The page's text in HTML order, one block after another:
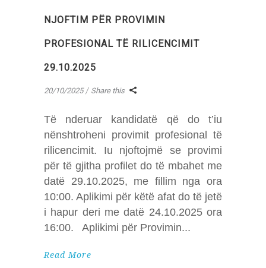
NJOFTIM PËR PROVIMIN
PROFESIONAL TË RILICENCIMIT
29.10.2025
20/10/2025 Share this
Të nderuar kandidatë që do t’iu
nënshtroheni provimit profesional të
rilicencimit. Iu njoftojmë se provimi
për të gjitha profilet do të mbahet me
datë 29.10.2025, me fillim nga ora
10:00. Aplikimi për këtë afat do të jetë
i hapur deri me datë 24.10.2025 ora
16:00. Aplikimi për Provimin
Read More